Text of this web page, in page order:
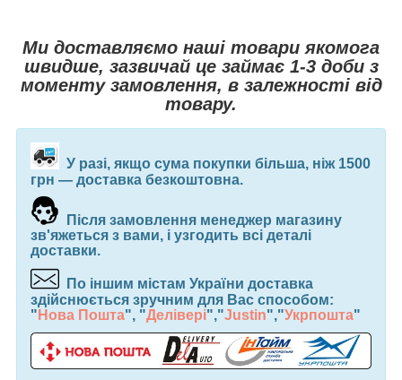
Ми доставляємо наші товари якомога
швидше, зазвичай це займає 1-3 доби з
моменту замовлення, в залежності від
товару.
У разі, якщо сума покупки більша, ніж 1500
грн ― доставка безкоштовна.
Після замовлення менеджер магазину
зв'яжеться з вами, і узгодить всі деталі
доставки.
По іншим містам України доставка
здійснюється зручним для Вас способом:
" Нова Пошта", "Делівері","Justin","Укрпошта"